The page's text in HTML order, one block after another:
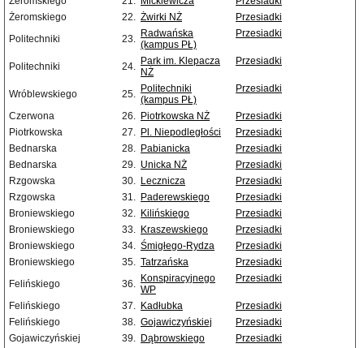
Żeromskiego
22. Żwirki NŻ
Przesiadki
Politechniki
23. Radwańska
(kampus PŁ)
Przesiadki
Politechniki 24. Park im. Klepacza
NŻ
Przesiadki
Wróblewskiego 25. Politechniki
(kampus PŁ)
Przesiadki
Czerwona 26. Piotrkowska NŻ
Przesiadki
Piotrkowska
27. Pl. Niepodległości
Przesiadki
Bednarska
28. Pabianicka
Przesiadki
Bednarska
29. Unicka NŻ
Przesiadki
Rzgowska
30. Lecznicza
Przesiadki
Rzgowska
31. Paderewskiego
Przesiadki
Broniewskiego
32. Kilińskiego
Przesiadki
Broniewskiego
33. Kraszewskiego
Przesiadki
Broniewskiego
34. Śmigłego-Rydza
Przesiadki
Broniewskiego
35. Tatrzańska
Przesiadki
Felińskiego
36. Konspiracyjnego
WP
Przesiadki
Felińskiego 37. Kadłubka
Przesiadki
Felińskiego
38. Gojawiczyńskiej
Przesiadki
Gojawiczyńskiej
39. Dąbrowskiego
Przesiadki